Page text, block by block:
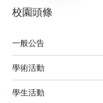
:::
校園頭條
一般公告
學術活動
學生活動